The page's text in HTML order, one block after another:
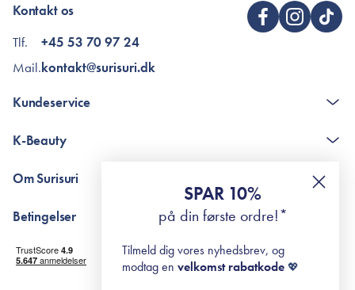
Kontakt os
Tlf.
Mail.
+45 53 70 97 24
kontakt@surisuri.dk
Kundeservice
The K-Beauty Box - spørgsmål og svar
RE-ZIP
K-Beauty
Retinol for begyndere
surisuri's mini guide til rosacea
Om Surisuri
Black Friday
Betingelser
Levering og returnering
Handelsbetingelser
Abonnementsbetingelser
SPAR 10%
på din første ordre!*
Tilmeld dig vores nyhedsbrev, og
modtag en velkomst rabatkode 💖